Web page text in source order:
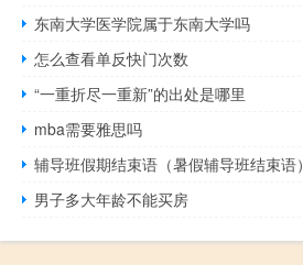
东南大学医学院属于东南大学吗
怎么查看单反快门次数
“一重折尽一重新”的出处是哪里
mba需要雅思吗
辅导班假期结束语（暑假辅导班结束语）
男子多大年龄不能买房